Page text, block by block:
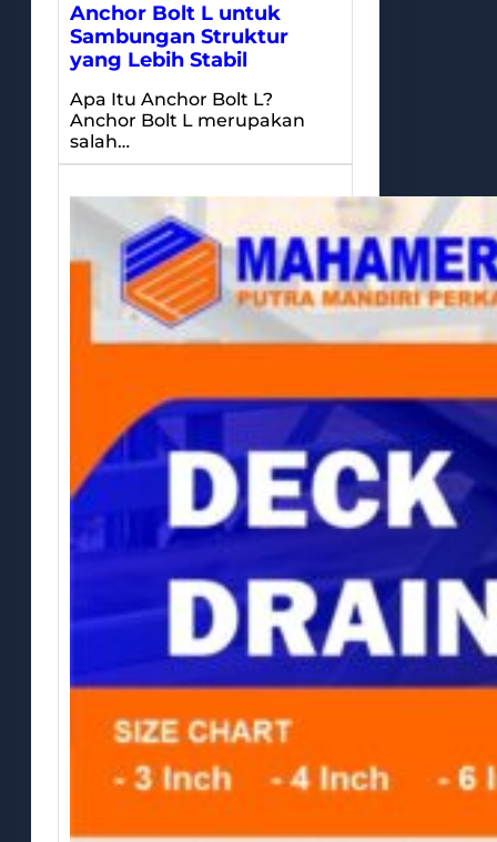
Anchor Bolt L untuk
Sambungan Struktur
yang Lebih Stabil
Apa Itu Anchor Bolt L?
Anchor Bolt L merupakan
salah…